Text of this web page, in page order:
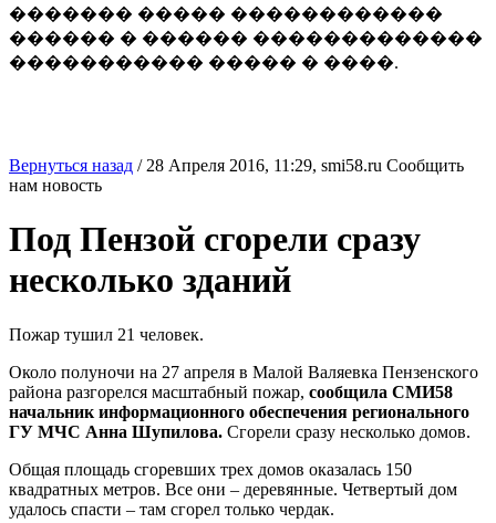
������� ����� ������������
������ � ������ �������������
����������� ����� � ����.
Вернуться назад / 28 Апреля 2016, 11:29, smi58.ru Сообщить
нам новость
Под Пензой сгорели сразу
несколько зданий
Пожар тушил 21 человек.
Около полуночи на 27 апреля в Малой Валяевка Пензенского
района разгорелся масштабный пожар, сообщила СМИ58
начальник информационного обеспечения регионального
ГУ МЧС Анна Шупилова. Сгорели сразу несколько домов.
Общая площадь сгоревших трех домов оказалась 150
квадратных метров. Все они – деревянные. Четвертый дом
удалось спасти – там сгорел только чердак.